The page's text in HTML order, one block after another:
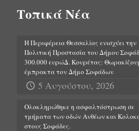
Τοπικά Νέα
Η Περιφέρεια Θεσσαλίας ενισχύει την
Πολιτική Προστασία του Δήμου
300.000 ευρώΔ. Κουρέτας:
έμπρακτα τον Δήμο Σοφάδων
5 Αυγούστου, 2026
Ολοκληρώθηκε η ασφαλτόστρωση σε
τμήματα των οδών Ανθέων και
στους Σοφάδες.